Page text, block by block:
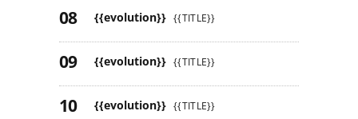
{{evolution}} {{TITLE}}
{{evolution}} {{TITLE}}
{{evolution}} {{TITLE}}